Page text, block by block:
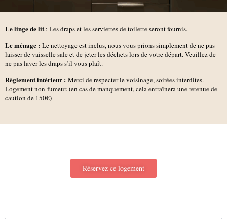
Le linge de lit : Les draps et les serviettes de toilette seront fournis.
Le ménage : Le nettoyage est inclus, nous vous prions simplement de ne pas
laisser de vaisselle sale et de jeter les déchets lors de votre départ. Veuillez de
ne pas laver les draps s’il vous plaît.
Règlement intérieur : Merci de respecter le voisinage, soirées interdites.
Logement non-fumeur. (en cas de manquement, cela entraînera une retenue de
caution de 150€)
Réservez ce logement